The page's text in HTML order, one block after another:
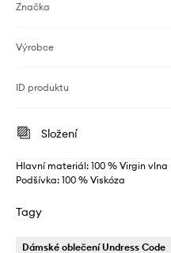
Značka
Výrobce
ID produktu
Složení
Hlavní materiál: 100 % Virgin vlna
Podšívka: 100 % Viskóza
Tagy
Dámské oblečení Undress Code